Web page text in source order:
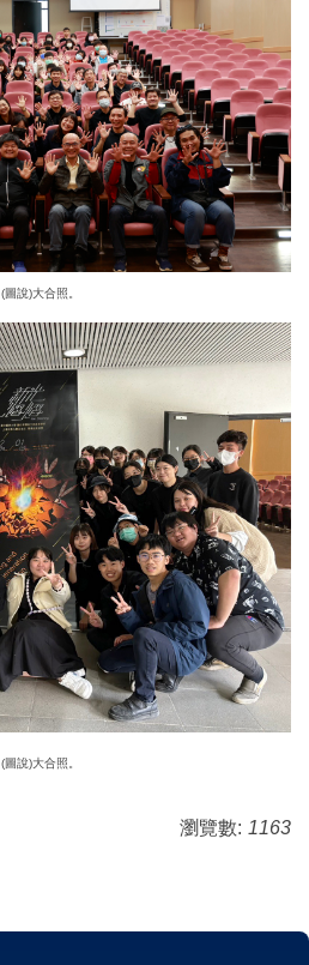
(圖說)大合照。
(圖說)大合照。
瀏覽數: 1163